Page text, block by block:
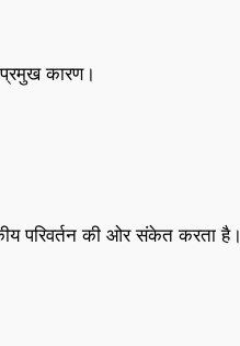
प्रमुख कारण।
परिवर्तन की ओर संकेत करता है।